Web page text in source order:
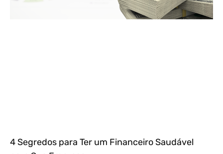
4 Segredos para Ter um Financeiro Saudável